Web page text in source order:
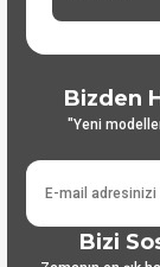
Bizden
"Yeni
Bizi